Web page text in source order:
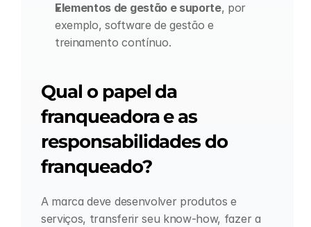
Elementos de gestão e suporte, por
exemplo, software de gestão e
treinamento contínuo.
Qual o papel da
franqueadora e as
responsabilidades do
franqueado?
A marca deve desenvolver produtos e
serviços, transferir seu know-how, fazer a